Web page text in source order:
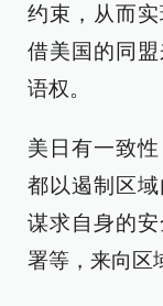
约束，从而
借美国的同
语权。
美日有一致
都以遏制区
谋求自身的
署等，来向区